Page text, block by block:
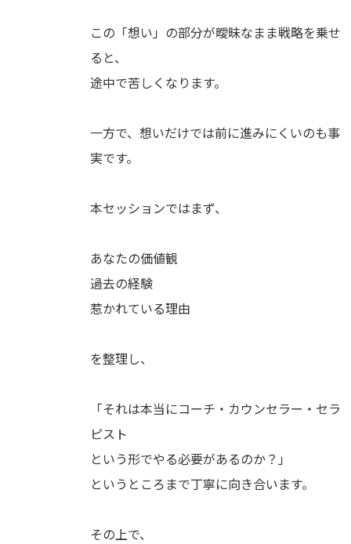
この「想い」の部分が曖昧なまま戦略を乗せ
ると、
途中で苦しくなります。
一方で、想いだけでは前に進みにくいのも事
実です。
本セッションではまず、
あなたの価値観
過去の経験
惹かれている理由
を整理し、
「それは本当にコーチ・カウンセラー・セラ
ピスト
という形でやる必要があるのか？」
というところまで丁寧に向き合います。
その上で、